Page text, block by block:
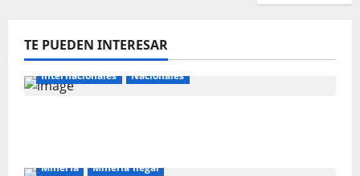
TE PUEDEN INTERESAR
Internacionales Nacionales
Mineria Mineria Ilegal